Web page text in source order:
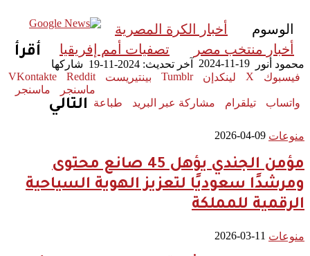
الوسوم
أخبار الكرة المصرية
أخبار منتخب مصر
تصفيات أمم إفريقيا
محمود أنور 2024-11-19 آخر تحديث: 2024-11-19
شاركها
فيسبوك
‫X لينكدإن بينتيريست
ماسنجر
ماسنجر
واتساب
تيلقرام مشاركة عبر البريد طباعة
أقرأ
التالي
منوعات 2026-04-09
مؤمن الجندي يؤهل 45 صانع محتوى
ومرشدًا سعوديًا لتعزيز الهوية السياحية
الرقمية للمملكة
منوعات 2026-03-11